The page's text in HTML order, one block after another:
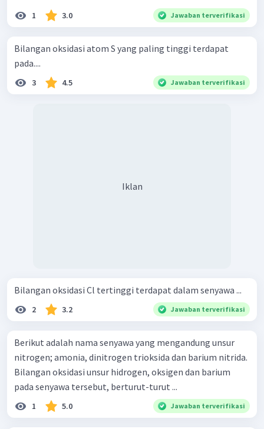
1 3.0 Jawaban terverifikasi
Bilangan oksidasi atom S yang paling tinggi terdapat
pada....
3 4.5 Jawaban terverifikasi
Iklan
Bilangan oksidasi Cl tertinggi terdapat dalam senyawa ...
2 3.2 Jawaban terverifikasi
Berikut adalah nama senyawa yang mengandung unsur
nitrogen; amonia, dinitrogen trioksida dan barium nitrida.
Bilangan oksidasi unsur hidrogen, oksigen dan barium
pada senyawa tersebut, berturut-turut ...
1 5.0 Jawaban terverifikasi